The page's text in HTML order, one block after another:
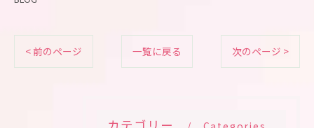
< 前のページ 一覧に戻る 次のページ >